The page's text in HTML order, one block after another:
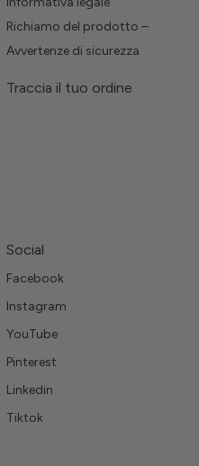
Richiamo del prodotto –
Avvertenze di sicurezza
Traccia il tuo ordine
Social
Facebook
Instagram
YouTube
Pinterest
Linkedin
Tiktok